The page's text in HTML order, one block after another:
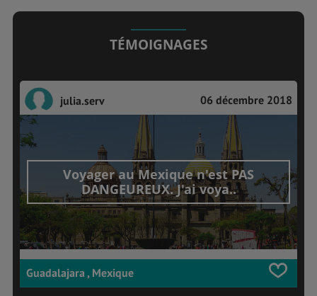
TÉMOIGNAGES
julia.serv 06 décembre 2018
Voyager au Mexique n'est PAS
DANGEUREUX. J'ai voya..
Guadalajara , Mexique